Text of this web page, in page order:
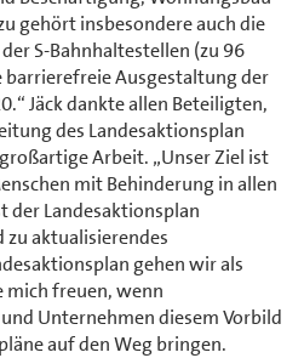
gehört insbesondere auch die
S-Bahnhaltestellen (zu 96
barrierefreie Ausgestaltung der
Jäck dankte allen Beteiligten,
des Landesaktionsplan
Arbeit. „Unser Ziel ist
mit Behinderung in allen
der Landesaktionsplan
aktualisierendes
gehen wir als
mich freuen, wenn
Unternehmen diesem Vorbild
auf den Weg bringen.